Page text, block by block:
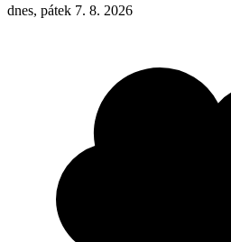
dnes, pátek 7. 8. 2026